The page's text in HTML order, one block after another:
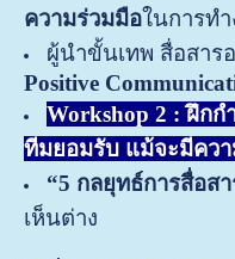
ความร่วมมือในการทำ
ผู้นำขั้นเทพ สื่อสาร
Positive
Workshop 2 : ฝึก
ทีมยอมรับ แม้จะมีควา
“5 กลยุทธ์การสื่อสา
เห็นต่าง